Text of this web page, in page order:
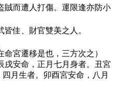
賊而遭人打傷。運限逢亦防小
佳、財官雙美之人。
宮遷移是也，三方次之）
戌安命，正月七月身者。丑宮
月生者。卯酉宮安命，八月